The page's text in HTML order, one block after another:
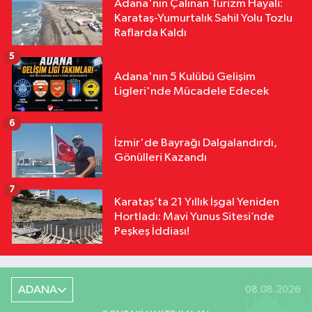
Adana'nın Çalınan Turizm Hayali:
Karataş-Yumurtalık Sahil Yolu Tozlu
Raflarda Kaldı
Adana'nın 5 Kulübü Gelişim
Ligleri'nde Mücadele Edecek
5
İzmir'de Bayrağı Dalgalandırdı,
Gönülleri Kazandı
6
Karataş’ta 21 Yıllık İşgal Yeniden
Hortladı: Mavi Yunus Sitesi’nde
Peşkeş İddiası!
7
ADANA 08.08.2026